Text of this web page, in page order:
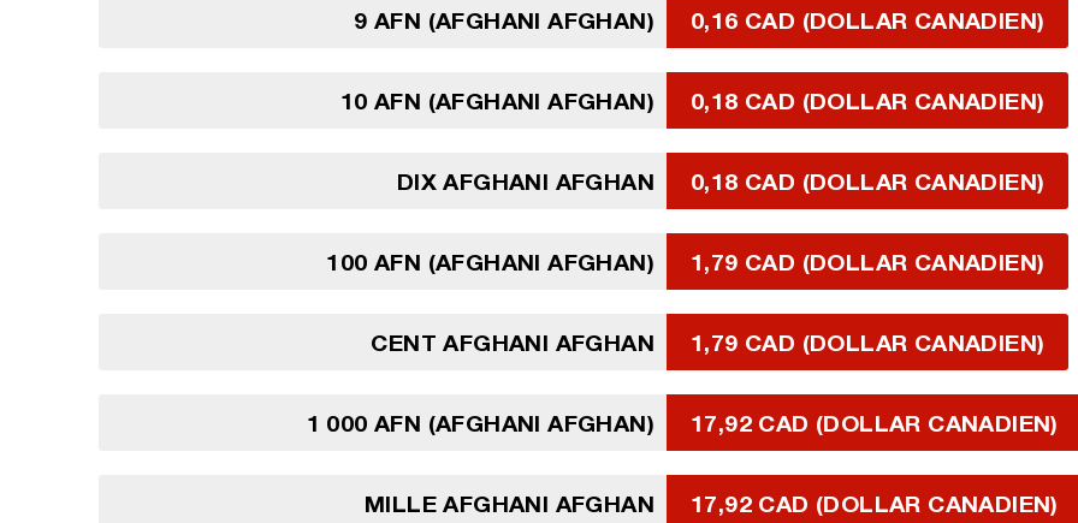
9 AFN (AFGHANI AFGHAN) 0,16 CAD (DOLLAR CANADIEN)
10 AFN (AFGHANI AFGHAN) 0,18 CAD (DOLLAR CANADIEN)
DIX AFGHANI AFGHAN 0,18 CAD (DOLLAR CANADIEN)
100 AFN (AFGHANI AFGHAN) 1,79 CAD (DOLLAR CANADIEN)
CENT AFGHANI AFGHAN 1,79 CAD (DOLLAR CANADIEN)
1 000 AFN (AFGHANI AFGHAN) 17,92 CAD (DOLLAR CANADIEN)
MILLE AFGHANI AFGHAN 17,92 CAD (DOLLAR CANADIEN)